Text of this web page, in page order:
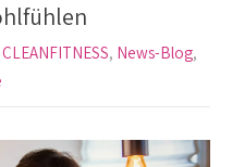
CLEANFITNESS, News-Blog,